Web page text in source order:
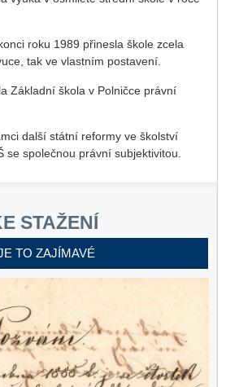
roku 1989 přinesla škole zcela
tak ve vlastním postavení.
Základní škola v Polničce právní
další státní reformy ve školství
společnou právní subjektivitou.
STAŽENÍ
TO ZAJÍMAVÉ